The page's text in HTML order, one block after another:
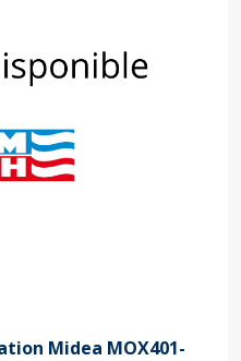
Midea MOX401-